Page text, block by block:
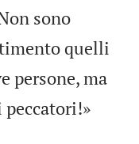
sono
quelli
persone, ma
peccatori!»